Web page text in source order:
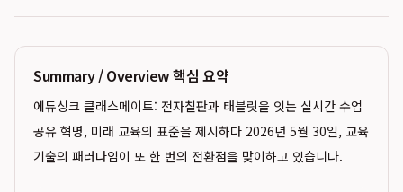
Summary / Overview 핵심 요약
에듀싱크 클래스메이트: 전자칠판과 태블릿을 잇는 실시간 수업
공유 혁명, 미래 교육의 표준을 제시하다 2026년 5월 30일, 교육
기술의 패러다임이 또 한 번의 전환점을 맞이하고 있습니다.